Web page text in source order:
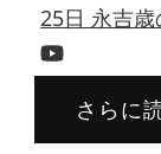
25日 永吉歳
さらに